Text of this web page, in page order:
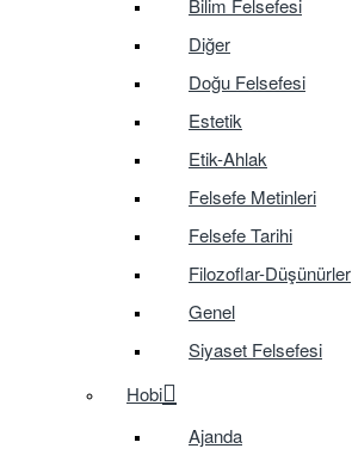
Diğer
Doğu Felsefesi
Estetik
Etik-Ahlak
Felsefe Metinleri
Felsefe Tarihi
Filozoflar-Düşünürler
Genel
Siyaset Felsefesi
Hobi
Ajanda